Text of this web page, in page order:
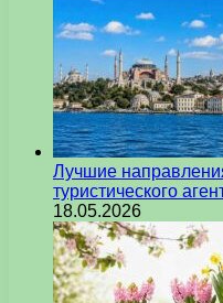
Лучшие
туристического
18.05.2026